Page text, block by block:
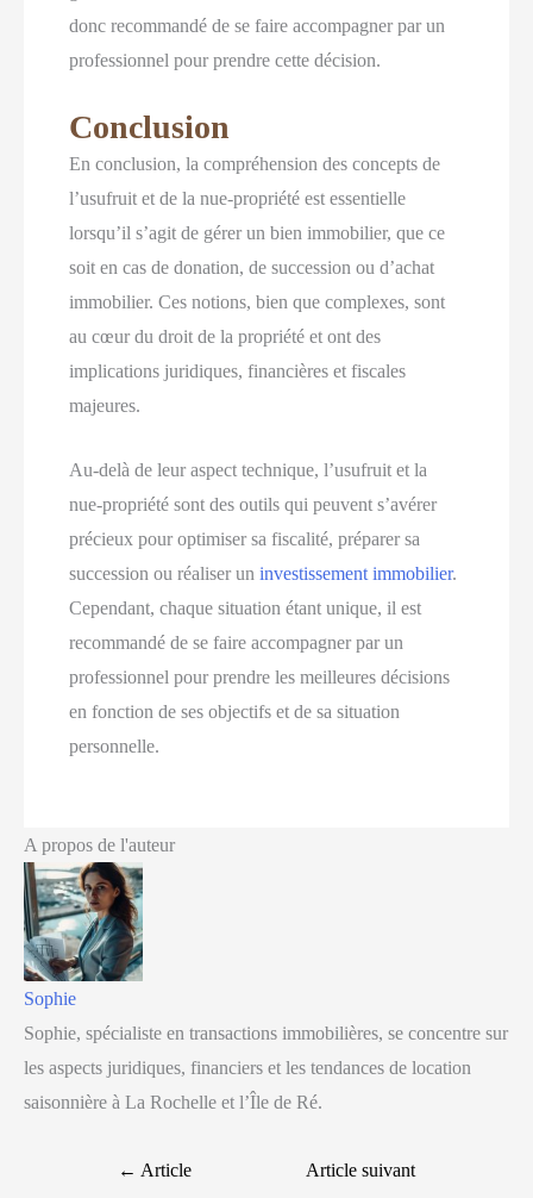
donc recommandé de se faire accompagner par un
professionnel pour prendre cette décision.
Conclusion
En conclusion, la compréhension des concepts de
l’usufruit et de la nue-propriété est essentielle
lorsqu’il s’agit de gérer un bien immobilier, que ce
soit en cas de donation, de succession ou d’achat
immobilier. Ces notions, bien que complexes, sont
au cœur du droit de la propriété et ont des
implications juridiques, financières et fiscales
majeures.
Au-delà de leur aspect technique, l’usufruit et la
nue-propriété sont des outils qui peuvent s’avérer
précieux pour optimiser sa fiscalité, préparer sa
succession ou réaliser uninvestissement immobilier.
Cependant, chaque situation étant unique, il est
recommandé de se faire accompagner par un
professionnel pour prendre les meilleures décisions
en fonction de ses objectifs et de sa situation
personnelle.
A propos de l'auteur
Sophie
Sophie, spécialiste en transactions immobilières, se concentre sur
les aspects juridiques, financiers et les tendances de location
saisonnière à La Rochelle et l’Île de Ré.
← Article
Article suivant